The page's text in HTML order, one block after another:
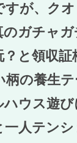
すが、ク
のガチャ
と領収証
柄の養生
ハウス遊
一人テン